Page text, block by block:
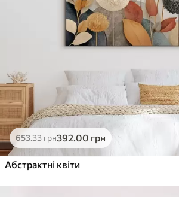
653.33грн392.00 грн
Абстрактні квіти